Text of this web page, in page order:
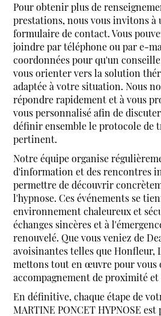
Pour obtenir plus de
prestations, nous vous invitons
formulaire de contact. Vous
joindre par téléphone ou par e-
coordonnées pour qu'un
vous orienter vers la solution
adaptée à votre situation. Nous
répondre rapidement et à vous
vous personnalisé afin de
définir ensemble le protocole de
pertinent.
Notre équipe organise
d'information et des rencontres
permettre de découvrir
l'hypnose. Ces événements se
environnement chaleureux et
échanges sincères et à
renouvelé. Que vous veniez de
avoisinantes telles que Honfleur,
mettons tout en œuvre pour
accompagnement de proximité et
En définitive, chaque étape de
MARTINE PONCET HYPNOSE